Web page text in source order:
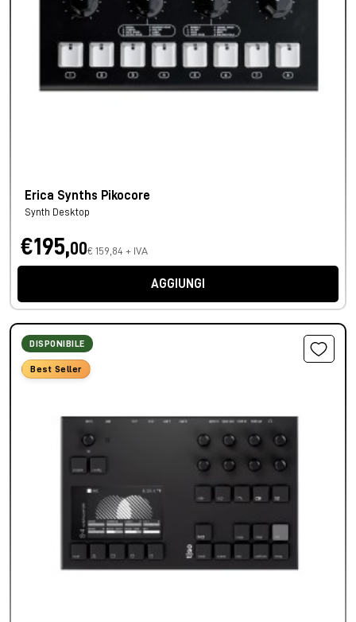
Erica Synths Pikocore
Synth Desktop
€195,00€ 159,84 + IVA
AGGIUNGI
DISPONIBILE
Best Seller